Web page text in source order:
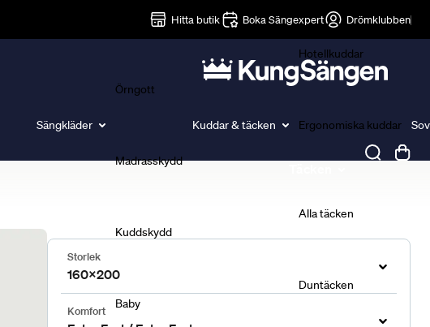
Hitta butik Boka Sängexpert Drömklubben
Sängkläder
Örngott
Madrasskydd
Kuddskydd
Baby
Kuddar & täcken
Hotellkuddar
Ergonomiska kuddar
Alla täcken
Duntäcken
Storlek
160x200
Komfort